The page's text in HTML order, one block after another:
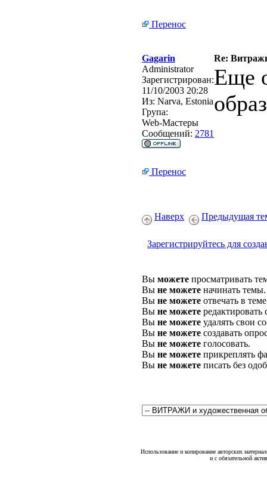
Перенос
Gagarin
Re:
Administrator
Зарегистрирован:
11/10/2003 20:28
Из: Narva, Estonia
Група:
Web-Мастеры
Сообщений: 2781
Еще
Перенос
Наверх Предыдущая
Зарегистрируйтесь для
Вы можете просматривать
Вы не можете начинать темы.
Вы не можете отвечать в
Вы не можете
Вы не можете удалять свои
Вы не можете создавать
Вы не можете голосовать.
Вы не можете прикреплять
Вы не можете писать без
Использование и копирование авторских
и с обязательной